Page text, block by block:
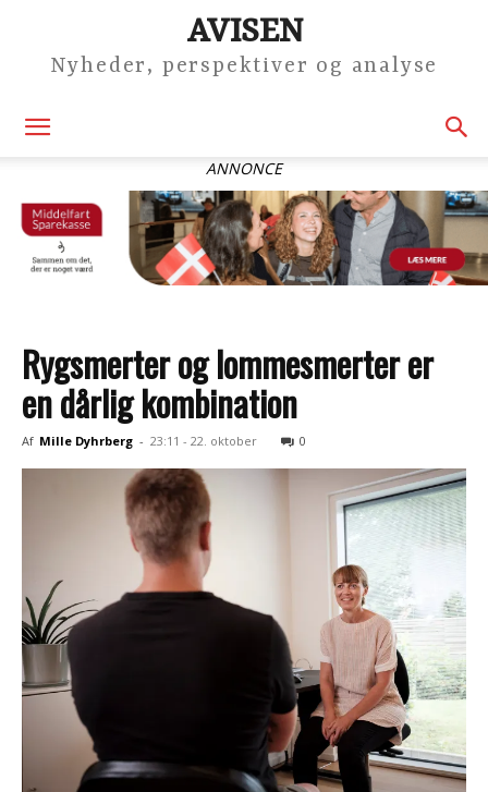
AVISEN
Nyheder, perspektiver og analyse
ANNONCE
Rygsmerter og lommesmerter er
en dårlig kombination
Af Mille Dyhrberg - 23:11 - 22. oktober 0